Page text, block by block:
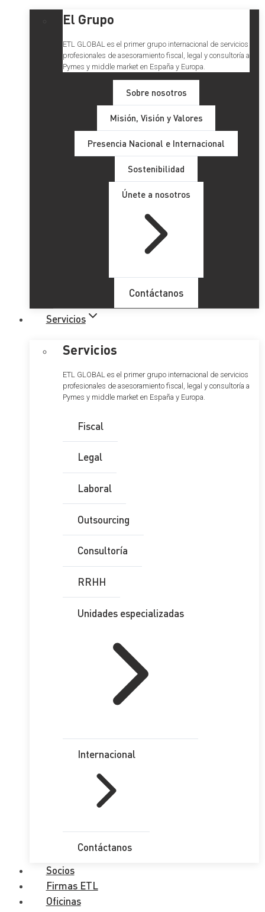
El Grupo
ETL GLOBAL es el primer grupo internacional de servicios
profesionales de asesoramiento fiscal, legal y consultoría a
Pymes y middle market en España y Europa.
Sobre nosotros
Misión, Visión y Valores
Presencia Nacional e Internacional
Sostenibilidad
Únete a nosotros
Contáctanos
Servicios
Servicios
ETL GLOBAL es el primer grupo internacional de servicios
profesionales de asesoramiento fiscal, legal y consultoría a
Pymes y middle market en España y Europa.
Fiscal
Legal
Laboral
Outsourcing
Consultoría
RRHH
Unidades especializadas
Internacional
Contáctanos
Socios
Firmas ETL
Oficinas